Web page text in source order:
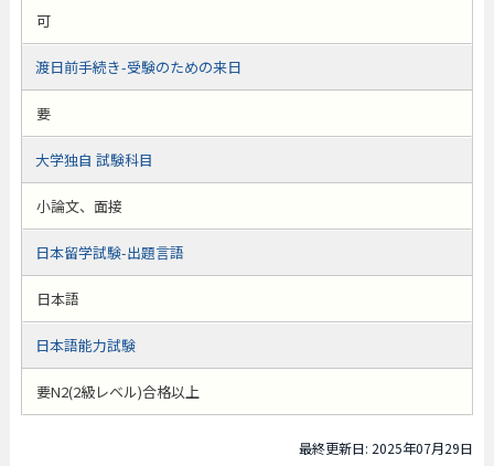
可
渡日前手続き-受験のための来日
要
大学独自 試験科目
小論文、面接
日本留学試験-出題言語
日本語
日本語能力試験
要N2(2級レベル)合格以上
最終更新日: 2025年07月29日